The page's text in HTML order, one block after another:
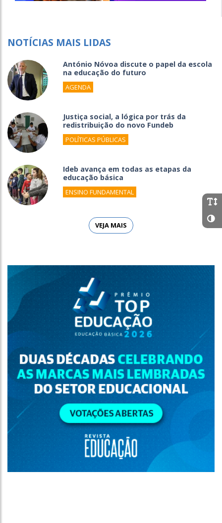
NOTÍCIAS MAIS LIDAS
António Nóvoa discute o papel da escola
na educação do futuro
AGENDA
Justiça social, a lógica por trás da
redistribuição do novo Fundeb
POLÍTICAS PÚBLICAS
Ideb avança em todas as etapas da
educação básica
ENSINO FUNDAMENTAL
VEJA MAIS